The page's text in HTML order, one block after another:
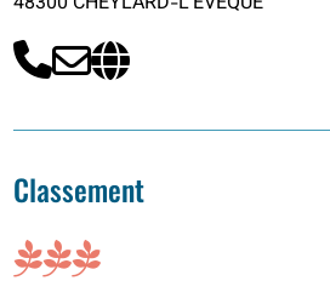
Classement